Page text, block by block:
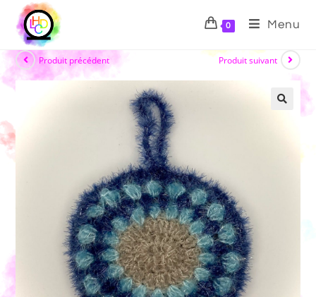
0 Menu
Produit précédent Produit suivant